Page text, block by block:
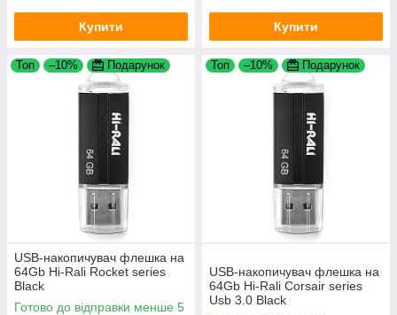
Купити Купити
Топ –10% Подарунок
USB-накопичувач флешка на
64Gb Hi-Rali Rocket series
Black
Готово до відправки менше 5
Топ –10% Подарунок
USB-накопичувач флешка на
64Gb Hi-Rali Corsair series
Usb 3.0 Black